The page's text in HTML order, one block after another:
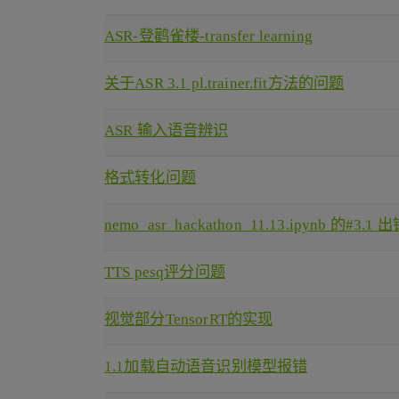
ASR-登鹳雀楼-transfer learning
关于ASR 3.1 pl.trainer.fit方法的问题
ASR 输入语音辨识
格式转化问题
nemo_asr_hackathon_11.13.ipynb 的#3.1 出
TTS pesq评分问题
视觉部分TensorRT的实现
1.1加载自动语音识别模型报错